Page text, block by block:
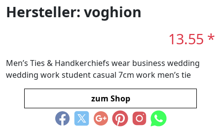
Hersteller: voghion
13.55 *
Men’s Ties & Handkerchiefs wear business wedding
wedding work student casual 7cm work men’s tie
zum Shop